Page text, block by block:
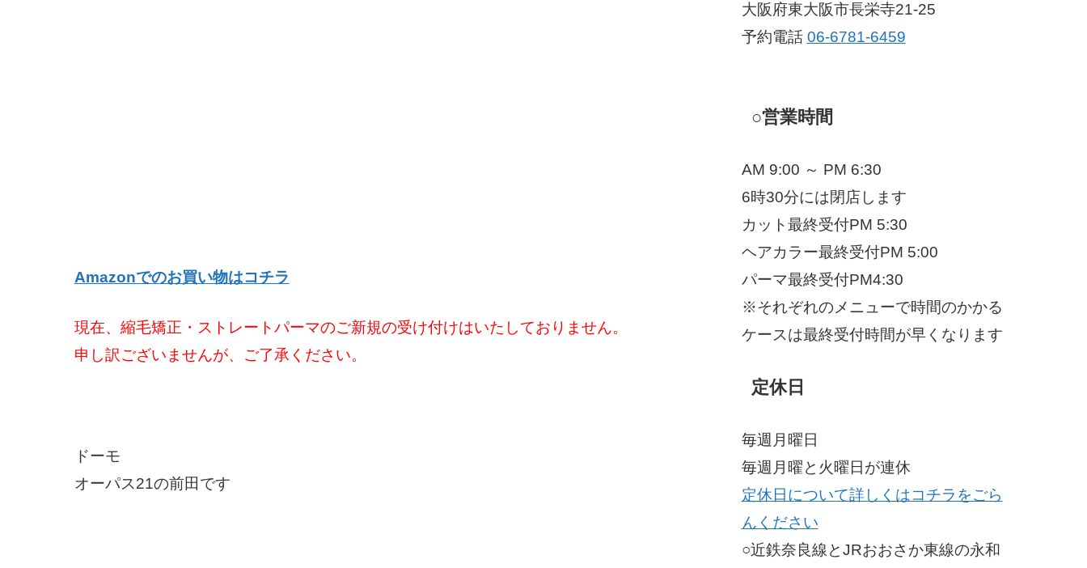
Amazonでのお買い物はコチラ
現在、縮毛矯正・ストレートパーマのご新規の受け付けはいたしておりません。
申し訳ございませんが、ご了承ください。
ドーモ
オーパス21の前田です
大阪府東大阪市長栄寺21-25
予約電話 06-6781-6459
○営業時間
AM 9:00 ～ PM 6:30
6時30分には閉店します
カット最終受付PM 5:30
ヘアカラー最終受付PM 5:00
パーマ最終受付PM4:30
※それぞれのメニューで時間のかかる
ケースは最終受付時間が早くなります
定休日
毎週月曜日
毎週月曜と火曜日が連休
定休日について詳しくはコチラをごら
んください
○近鉄奈良線とJRおおさか東線の永和